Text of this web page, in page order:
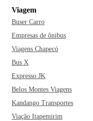
Viagem
Buser Carro
Empresas de ônibus
Viagens Chapecó
Bus X
Expresso JK
Belos Montes Viagens
Kandango Transportes
Viação Itapemirim